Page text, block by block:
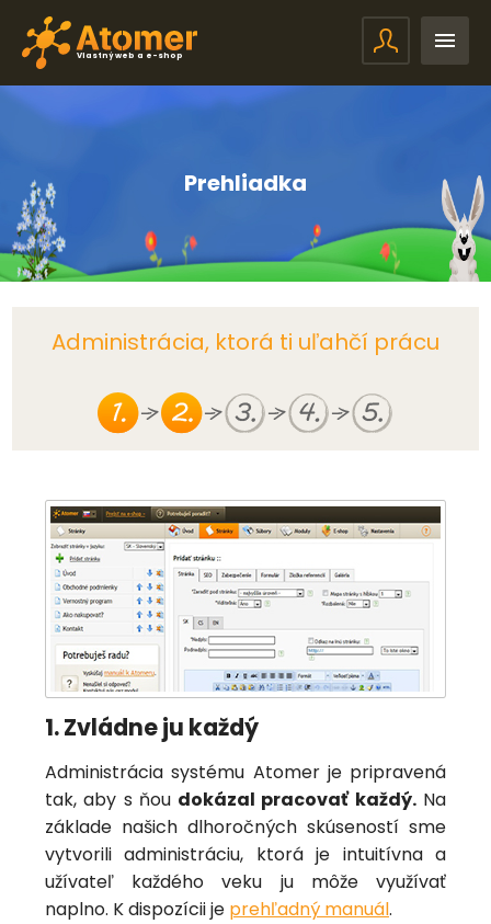
Vlastný web a e-shop
Prehliadka
Administrácia, ktorá ti uľahčí prácu
1. Zvládne ju každý
Administrácia systému Atomer je pripravená
tak, aby s ňou dokázal pracovať každý.Na
základe našich dlhoročných skúseností sme
vytvorili administráciu, ktorá je intuitívna a
užívateľ každého veku ju môže využívať
naplno. K dispozícii je prehľadný manuál.